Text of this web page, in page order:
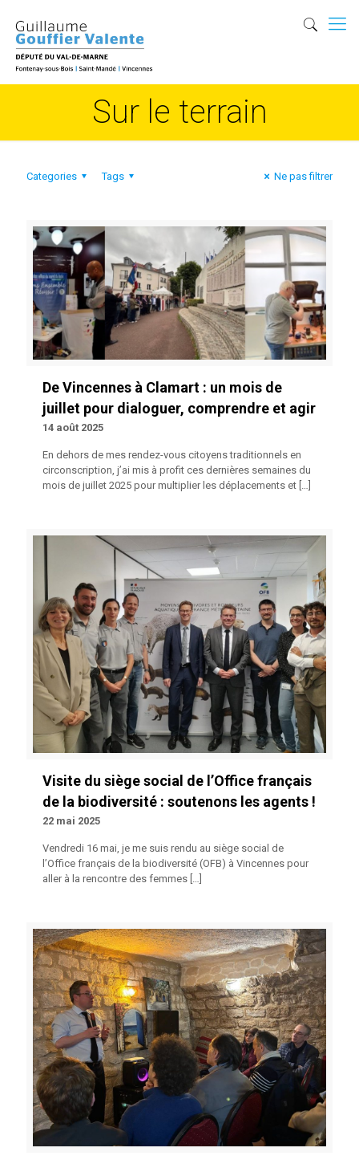
Sur le terrain
Categories Tags Ne pas filtrer
De Vincennes à Clamart : un mois de
juillet pour dialoguer, comprendre et agir
14 août 2025
En dehors de mes rendez-vous citoyens traditionnels en
circonscription, j’ai mis à profit ces dernières semaines du
mois de juillet 2025 pour multiplier les déplacements et […]
Visite du siège social de l’Office français
de la biodiversité : soutenons les agents !
22 mai 2025
Vendredi 16 mai, je me suis rendu au siège social de
l’Office français de la biodiversité (OFB) à Vincennes pour
aller à la rencontre des femmes